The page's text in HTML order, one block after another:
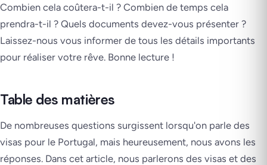
Combien cela coûtera-t-il ? Combien de temps cela
prendra-t-il ? Quels documents devez-vous présenter ?
Laissez-nous vous informer de tous les détails importants
pour réaliser votre rêve. Bonne lecture !
Table des matières
De nombreuses questions surgissent lorsqu'on parle des
visas pour le Portugal, mais heureusement, nous avons les
réponses. Dans cet article, nous parlerons des visas et des